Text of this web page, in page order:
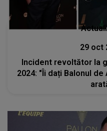
29 oct
Incident revoltător la
2024: "Îi dați Balonul